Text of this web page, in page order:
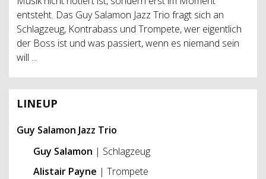
entsteht. Das Guy Salamon Jazz Trio fragt sich an
Schlagzeug, Kontrabass und Trompete, wer eigentlich
der Boss ist und was passiert, wenn es niemand sein
will ...
LINEUP
Guy Salamon Jazz Trio
Guy Salamon | Schlagzeug
Alistair Payne | Trompete